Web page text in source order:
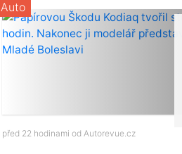
Auto
před 22 hodinami od Autorevue.cz